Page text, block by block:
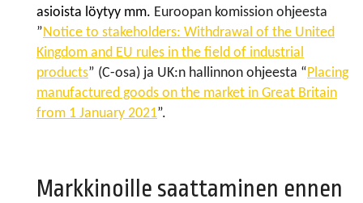
asioista löytyy mm. Euroopan komission ohjeesta
”Notice to stakeholders: Withdrawal of the United
Kingdom and EU rules in the field of industrial
products” (C-osa) ja UK:n hallinnon ohjeesta “ Placing
manufactured goods on the market in Great Britain
from 1 January 2021”.
Markkinoille saattaminen ennen